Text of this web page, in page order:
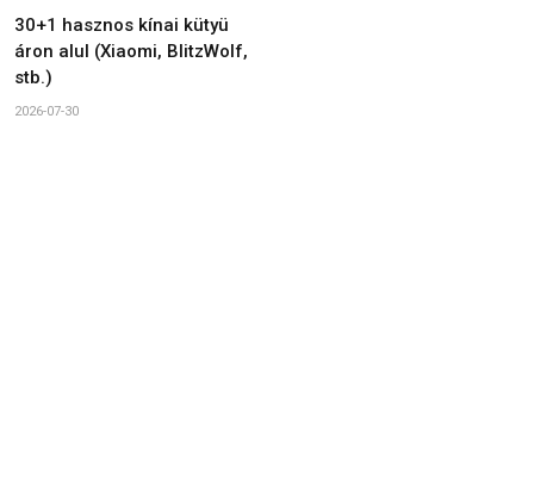
30+1 hasznos kínai kütyü
áron alul (Xiaomi, BlitzWolf,
stb.)
2026-07-30